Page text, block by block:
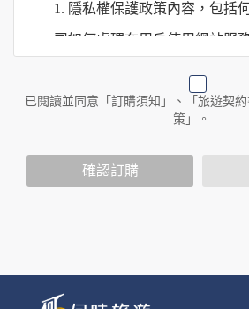
1. 隱私權保護政策內容，包括
司如何處理在用戶使用網站服
份識別資料。
以外的公司 or 網站群，與非何
提供的個人資訊，這些廣告廠
已閱讀並同意「訂購須知」、「旅遊契
策」。
確認訂購